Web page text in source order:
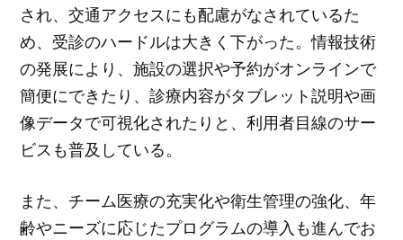
され、交通アクセスにも配慮がなされているた
め、受診のハードルは大きく下がった。情報技術
の発展により、施設の選択や予約がオンラインで
簡便にできたり、診療内容がタブレット説明や画
像データで可視化されたりと、利用者目線のサー
ビスも普及している。
また、チーム医療の充実化や衛生管理の強化、年
齢やニーズに応じたプログラムの導入も進んでお